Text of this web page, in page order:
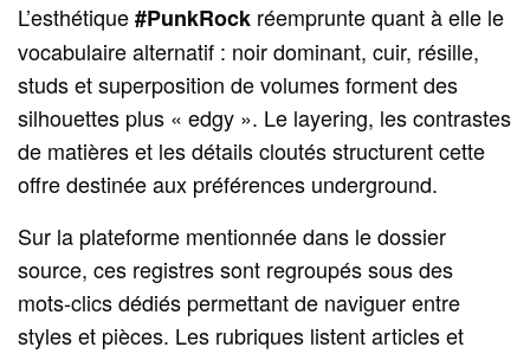
L’esthétique#PunkRock réemprunte quant à elle le
vocabulaire alternatif : noir dominant, cuir, résille,
studs et superposition de volumes forment des
silhouettes plus « edgy ». Le layering, les contrastes
de matières et les détails cloutés structurent cette
offre destinée aux préférences underground.
Sur la plateforme mentionnée dans le dossier
source, ces registres sont regroupés sous des
mots‑clics dédiés permettant de naviguer entre
styles et pièces. Les rubriques listent articles et